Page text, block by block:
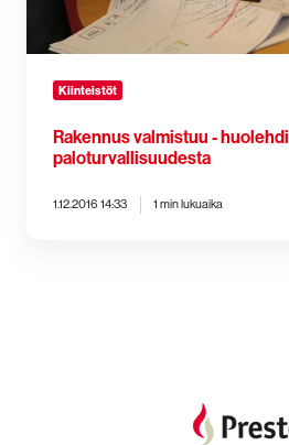
Kiinteistöt
Rakennus valmistuu - huolehdi
paloturvallisuudesta
1.12.2016 14:33 1 min lukuaika